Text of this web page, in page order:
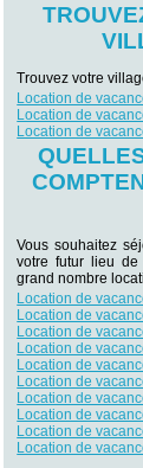
Trouvez votre
Location de
Location de
Location de
Vous souhaitez
votre futur lieu
grand nombre
Location de
Location de
Location de
Location de
Location de
Location de
Location de
Location de
Location de
Location de